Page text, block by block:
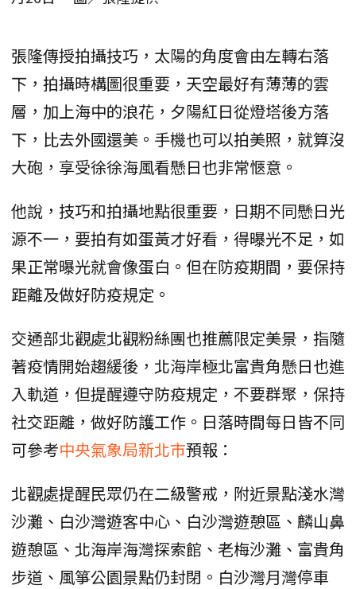
張隆傳授拍攝技巧，太陽的角度會由左轉右落
下，拍攝時構圖很重要，天空最好有薄薄的雲
層，加上海中的浪花，夕陽紅日從燈塔後方落
下，比去外國還美。手機也可以拍美照，就算沒
大砲，享受徐徐海風看懸日也非常愜意。
他說，技巧和拍攝地點很重要，日期不同懸日光
源不一，要拍有如蛋黃才好看，得曝光不足，如
果正常曝光就會像蛋白。但在防疫期間，要保持
距離及做好防疫規定。
交通部北觀處北觀粉絲團也推薦限定美景，指隨
著疫情開始趨緩後，北海岸極北富貴角懸日也進
入軌道，但提醒遵守防疫規定，不要群聚，保持
社交距離，做好防護工作。日落時間每日皆不同
可參考中央氣象局新北市預報：
北觀處提醒民眾仍在二級警戒，附近景點淺水灣
沙灘、白沙灣遊客中心、白沙灣遊憩區、麟山鼻
遊憩區、北海岸海灣探索館、老梅沙灘、富貴角
步道、風箏公園景點仍封閉。白沙灣月灣停車